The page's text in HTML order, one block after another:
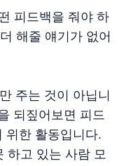
피드백을 줘야 하
해줄 얘기가 없어
주는 것이 아닙니
되짚어보면 피드
위한 활동입니다.
하고 있는 사람 모